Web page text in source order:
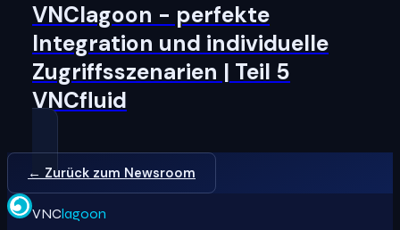
VNClagoon - perfekte
Integration und individuelle
Zugriffsszenarien | Teil 5
VNCfluid
← Zurück zum Newsroom
VNClagoon